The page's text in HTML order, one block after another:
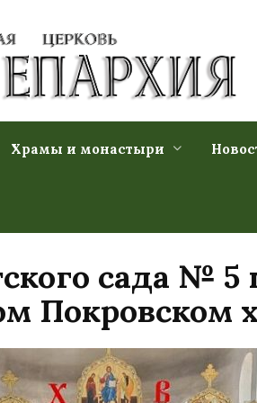
Храмы и монастыри
сада № 5
Покровском